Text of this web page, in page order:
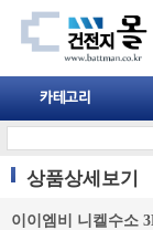
상품상세보기
이이엠비 니켈수소